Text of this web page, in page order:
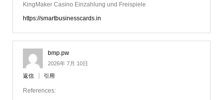
KingMaker Casino Einzahlung und Freispiele
https://smartbusinesscards.in
bmp.pw
2026年 7月 10日
返信 引用
References: